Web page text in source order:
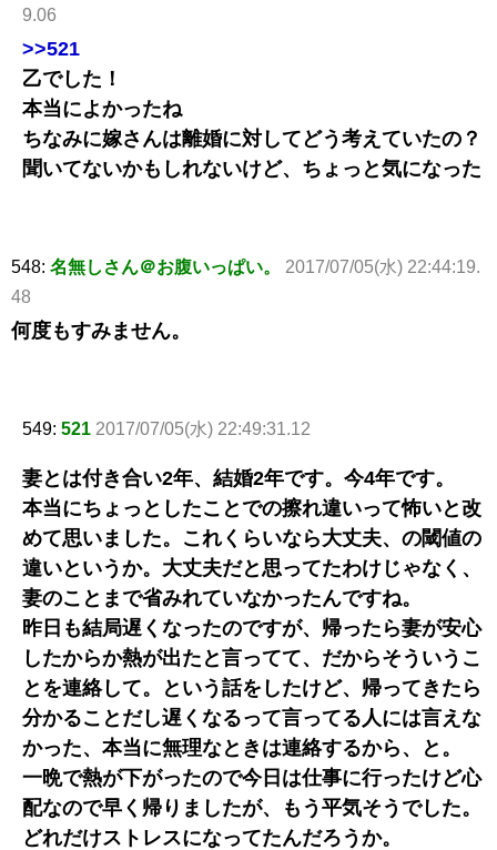
9.06
>>521
乙でした！
本当によかったね
ちなみに嫁さんは離婚に対してどう考えていたの？
聞いてないかもしれないけど、ちょっと気になった
548: 名無しさん＠お腹いっぱい。
2017/07/05(水) 22:44:19.
48
何度もすみません。
549: 521 2017/07/05(水) 22:49:31.12
妻とは付き合い2年、結婚2年です。今4年です。
本当にちょっとしたことでの擦れ違いって怖いと改
めて思いました。これくらいなら大丈夫、の閾値の
違いというか。大丈夫だと思ってたわけじゃなく、
妻のことまで省みれていなかったんですね。
昨日も結局遅くなったのですが、帰ったら妻が安心
したからか熱が出たと言ってて、だからそういうこ
とを連絡して。という話をしたけど、帰ってきたら
分かることだし遅くなるって言ってる人には言えな
かった、本当に無理なときは連絡するから、と。
一晩で熱が下がったので今日は仕事に行ったけど心
配なので早く帰りましたが、もう平気そうでした。
どれだけストレスになってたんだろうか。